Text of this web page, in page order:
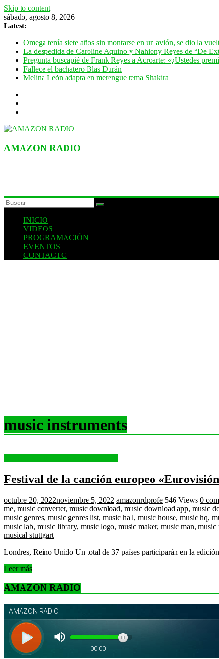
Skip to content
sábado, agosto 8, 2026
Latest:
Omega tenía siete años sin montarse en un avión, se dio la
La despedida de Caroline Aquino y Nahiony Reyes de “De
Pregunta buscapié de Frank Reyes a Acroarte: «¿Ustedes
Fallece el bachatero Blas Durán
Melina León adapta en merengue tema Shakira
AMAZON RADIO
INICIO
VIDEOS
PROGRAMACIÓN
EVENTOS
CONTACTO
music instruments
Festival de la canción europeo
octubre 20, 2022noviembre 5, 2022 amazonrdprofe 546 Views 0
me, music converter, music download, music download app, music
music genres, music genres list, music hall, music house, music hq,
music lab, music library, music logo, music maker, music man, music
musical stuttgart
Londres, Reino Unido Un total de 37 países participarán en la
Leer más
AMAZON RADIO